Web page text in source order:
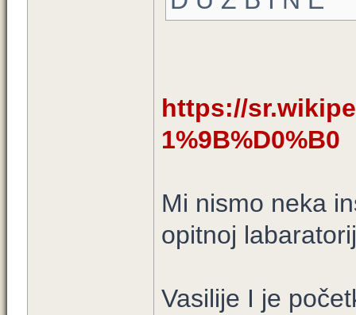
https://
1%9B%D0%B0
Mi nismo neka
opitnoj
Vasilije I je